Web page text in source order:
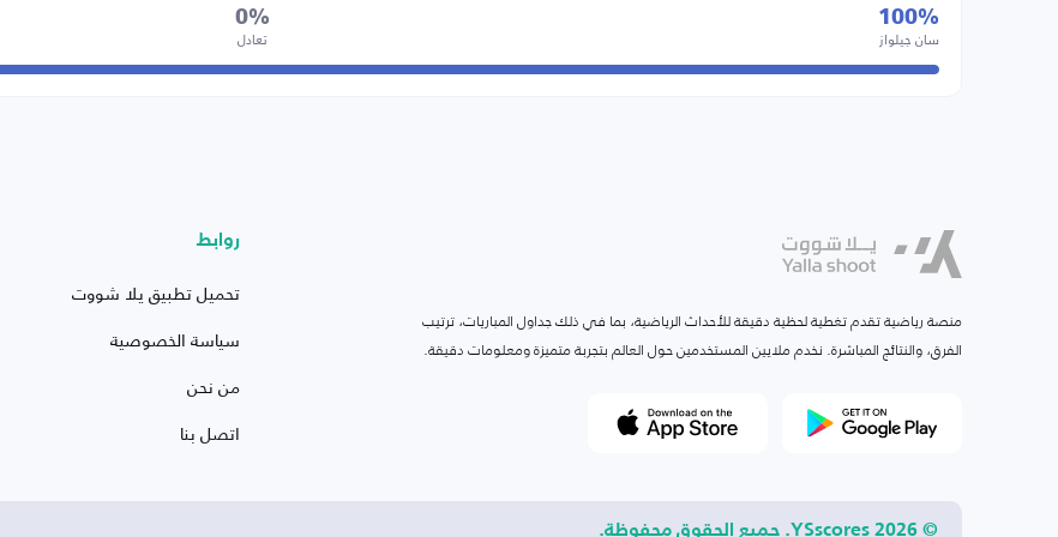
100%
سان جيلواز
0%
تعادل
منصة رياضية تقدم تغطية لحظية دقيقة للأحداث الرياضية، بما في ذلك جداول المباريات، ترتيب
الفرق، والنتائج المباشرة. نخدم ملايين المستخدمين حول العالم بتجربة متميزة ومعلومات دقيقة.
روابط
تحميل تطبيق يلا شووت
سياسة الخصوصية
من نحن
اتصل بنا
© 2026 YSscores. جميع الحقوق محفوظة.